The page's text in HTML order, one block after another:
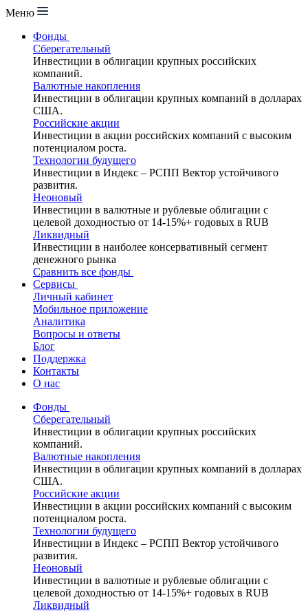
Меню
Фонды
Сберегательный
Инвестиции в облигации крупных российских
компаний.
Валютные накопления
Инвестиции в облигации крупных компаний в долларах
США.
Российские акции
Инвестиции в акции российских компаний с высоким
потенциалом роста.
Технологии будущего
Инвестиции в Индекс – РСПП Вектор устойчивого
развития.
Неоновый
Инвестиции в валютные и рублевые облигации с
целевой доходностью от 14-15%+ годовых в RUB
Ликвидный
Инвестиции в наиболее консервативный сегмент
денежного рынка
Сравнить все фонды
Сервисы
Личный кабинет
Мобильное приложение
Аналитика
Вопросы и ответы
Блог
Поддержка
Контакты
О нас
Фонды
Сберегательный
Инвестиции в облигации крупных российских
компаний.
Валютные накопления
Инвестиции в облигации крупных компаний в долларах
США.
Российские акции
Инвестиции в акции российских компаний с высоким
потенциалом роста.
Технологии будущего
Инвестиции в Индекс – РСПП Вектор устойчивого
развития.
Неоновый
Инвестиции в валютные и рублевые облигации с
целевой доходностью от 14-15%+ годовых в RUB
Ликвидный